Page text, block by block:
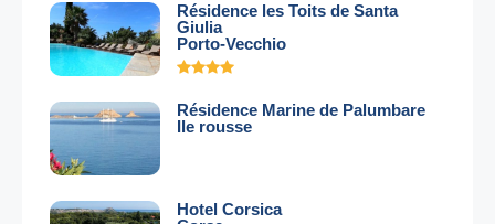
Résidence les Toits de Santa
Giulia
Porto-Vecchio
Résidence Marine de Palumbare
Ile rousse
Hotel Corsica